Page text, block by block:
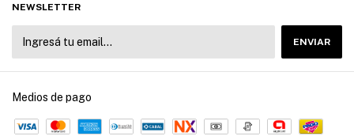
NEWSLETTER
Medios de pago